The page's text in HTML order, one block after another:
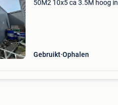
50M2 10x5 ca 3.5M hoog
Gebruikt Ophalen